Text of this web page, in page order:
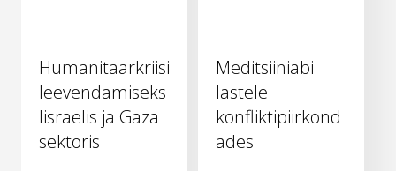
Humanitaarkriisi
leevendamiseks
Iisraelis ja Gaza
sektoris
Meditsiiniabi
lastele
konfliktipiirkond
ades